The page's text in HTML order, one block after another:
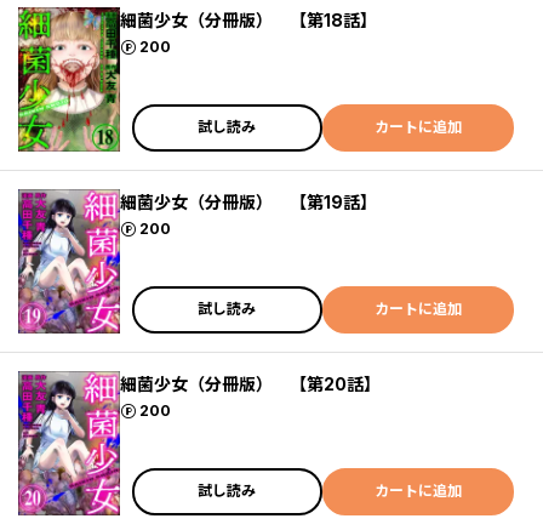
細菌少女（分冊版） 【第18話】
200
ポイント
試し読み カートに追加
細菌少女（分冊版） 【第19話】
200
ポイント
試し読み カートに追加
細菌少女（分冊版） 【第20話】
200
ポイント
試し読み カートに追加